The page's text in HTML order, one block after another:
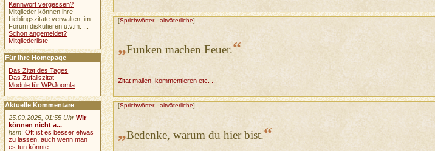
[Sprichwörter- altväterliche]
„Funken machen Feuer.“
Zitat mailen, kommentieren etc. ...
[Sprichwörter- altväterliche]
„Bedenke, warum du hier bist.“
Kennwort vergessen?
Mitglieder können ihre
Lieblingszitate verwalten, im
Forum diskutieren u.v.m. ...
Schon angemeldet?
Mitgliederliste
Für Ihre Homepage
Das Zitat des Tages
Das Zufallszitat
Module für WP/Joomla
Aktuelle Kommentare
25.09.2025, 01:55 Uhr Wir
können nicht a...
hsm:Oft ist es besser etwas
zu lassen, auch wenn man
es tun könnte....